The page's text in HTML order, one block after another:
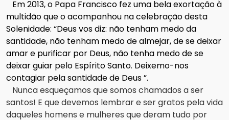
Em 2013, o Papa Francisco fez uma bela exortação à
multidão que o acompanhou na celebração desta
Solenidade: “Deus vos diz: não tenham medo da
santidade, não tenham medo de almejar, de se deixar
amar e purificar por Deus, não tenha medo de se
deixar guiar pelo Espírito Santo. Deixemo-nos
contagiar pela santidade de Deus ”.
Nunca esqueçamos que somos chamados a ser
santos! E que devemos lembrar e ser gratos pela vida
daqueles homens e mulheres que deram tudo por